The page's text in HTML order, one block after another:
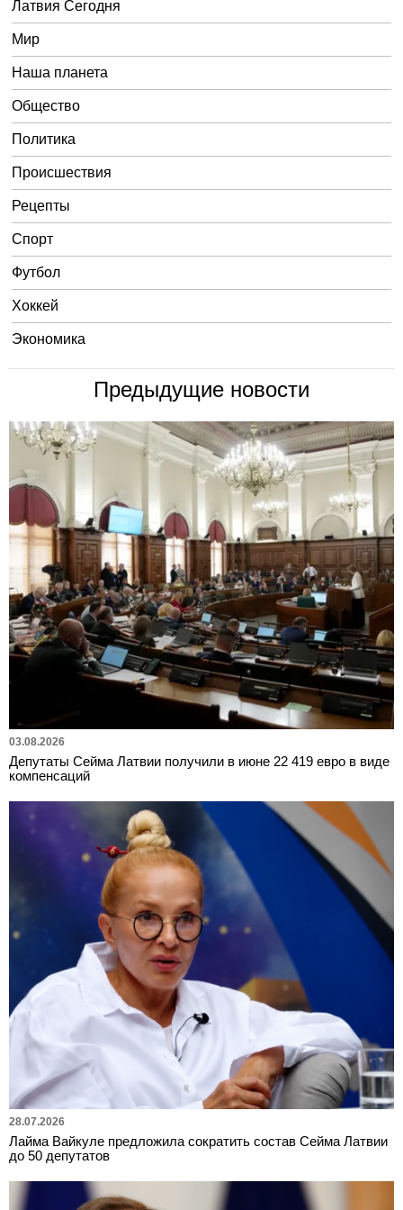
Латвия Сегодня
Мир
Наша планета
Общество
Политика
Происшествия
Рецепты
Спорт
Футбол
Хоккей
Экономика
Предыдущие новости
03.08.2026
Депутаты Сейма Латвии получили в июне 22 419 евро в виде
компенсаций
28.07.2026
Лайма Вайкуле предложила сократить состав Сейма Латвии
до 50 депутатов